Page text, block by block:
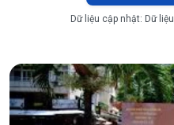
Dữ liệu cập nhật: Dữ